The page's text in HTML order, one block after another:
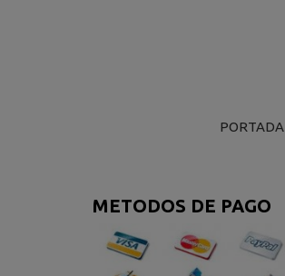
PORTADA
METODOS DE PAGO